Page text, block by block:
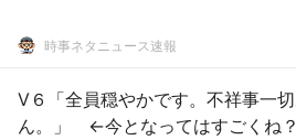
時事ネタニュース速報
V６「全員穏やかです。不祥事一
ん。」 ←今となってはすごくね？